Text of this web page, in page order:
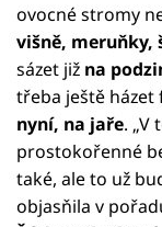
ovocné stromy
višně, meruňky,
sázet již na
třeba ještě
nyní, na jaře. „V
prostokořenné
také, ale to už
objasňila v